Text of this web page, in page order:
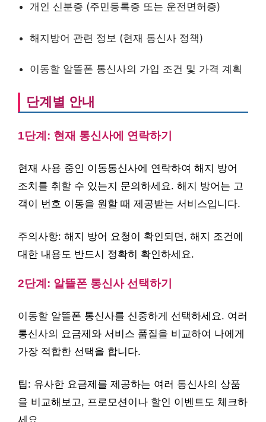
개인 신분증 (주민등록증 또는 운전면허증)
해지방어 관련 정보 (현재 통신사 정책)
이동할 알뜰폰 통신사의 가입 조건 및 가격 계획
단계별 안내
1단계: 현재 통신사에 연락하기
현재 사용 중인 이동통신사에 연락하여 해지 방어
조치를 취할 수 있는지 문의하세요. 해지 방어는 고
객이 번호 이동을 원할 때 제공받는 서비스입니다.
주의사항: 해지 방어 요청이 확인되면, 해지 조건에
대한 내용도 반드시 정확히 확인하세요.
2단계: 알뜰폰 통신사 선택하기
이동할 알뜰폰 통신사를 신중하게 선택하세요. 여러
통신사의 요금제와 서비스 품질을 비교하여 나에게
가장 적합한 선택을 합니다.
팁: 유사한 요금제를 제공하는 여러 통신사의 상품
을 비교해보고, 프로모션이나 할인 이벤트도 체크하